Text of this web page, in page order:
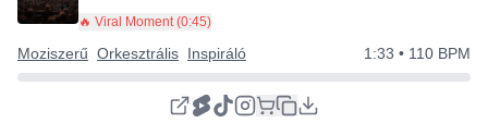
🔥 Viral Moment (0:45)
Moziszerű Orkesztrális Inspiráló 1:33 • 110 BPM